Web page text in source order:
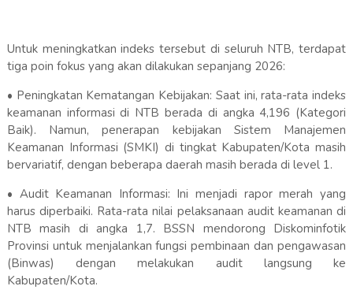
​Untuk meningkatkan indeks tersebut di seluruh NTB, terdapat
tiga poin fokus yang akan dilakukan sepanjang 2026:
• ​Peningkatan Kematangan Kebijakan: Saat ini, rata-rata indeks
keamanan informasi di NTB berada di angka 4,196 (Kategori
Baik). Namun, penerapan kebijakan Sistem Manajemen
Keamanan Informasi (SMKI) di tingkat Kabupaten/Kota masih
bervariatif, dengan beberapa daerah masih berada di level 1.
• ​Audit Keamanan Informasi: Ini menjadi rapor merah yang
harus diperbaiki. Rata-rata nilai pelaksanaan audit keamanan di
NTB masih di angka 1,7. BSSN mendorong Diskominfotik
Provinsi untuk menjalankan fungsi pembinaan dan pengawasan
(Binwas) dengan melakukan audit langsung ke
Kabupaten/Kota.